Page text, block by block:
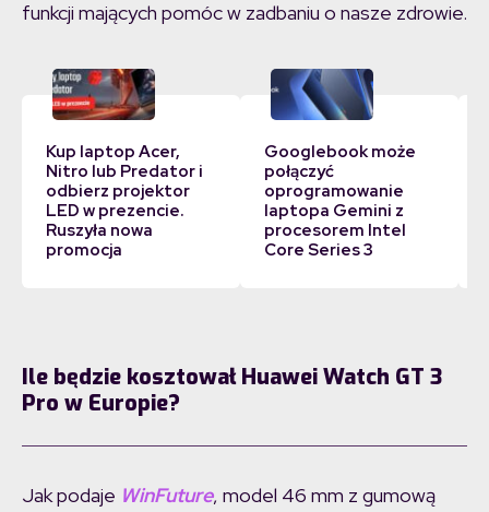
funkcji mających pomóc w zadbaniu o nasze zdrowie.
Kup laptop Acer,
Nitro lub Predator i
odbierz projektor
LED w prezencie.
Ruszyła nowa
promocja
Googlebook może
połączyć
oprogramowanie
laptopa Gemini z
procesorem Intel
Core Series 3
Ile będzie kosztował Huawei Watch GT 3
Pro w Europie?
Jak podaje WinFuture, model 46 mm z gumową